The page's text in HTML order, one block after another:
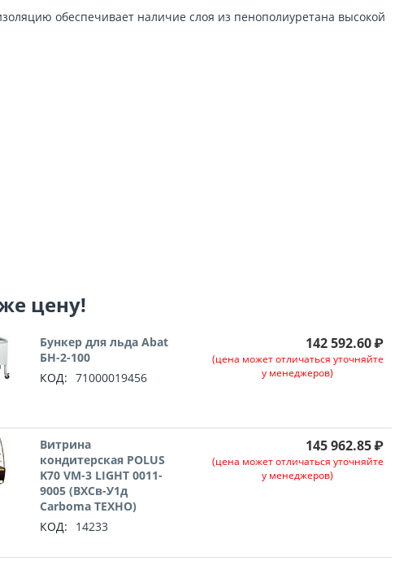
обеспечивает наличие слоя из пенополиуретана высокой
цену!
Бункер для льда Abat
БН-2-100
КОД: 71000019456
142 592.60₽
(цена может отличаться уточняйте
у менеджеров)
Витрина
кондитерская POLUS
K70 VM-3 LIGHT 0011-
9005 (ВХСв-У1д
Carboma ТЕХНО)
КОД:
14233
145 962.85₽
(цена может отличаться уточняйте
у менеджеров)